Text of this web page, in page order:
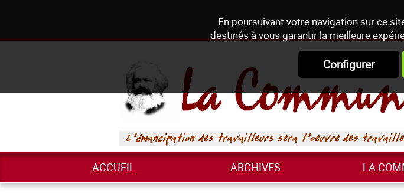
En poursuivant votre navigation sur ce
destinés à vous garantir la meilleure
Configurer
ACCUEIL ARCHIVES LA